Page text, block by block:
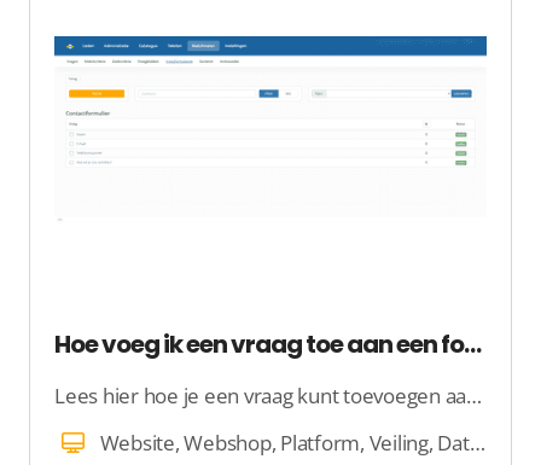
Hoe voeg ik een vraag toe aan een formulier + video
Lees hier hoe je een vraag kunt toevoegen aan een formulier op jouw website en bekijk de video
Website, Webshop, Platform, Veiling, Dating